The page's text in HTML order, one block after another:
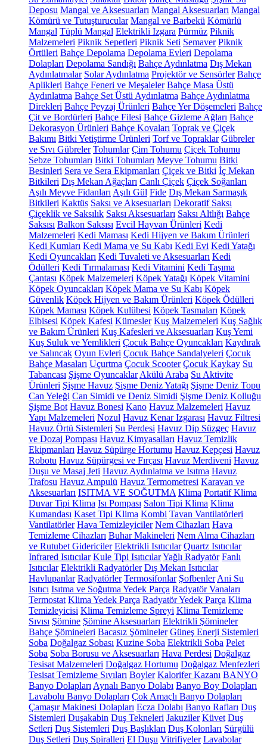
Deposu Mangal ve Aksesuarları Mangal Aksesuarları Mangal
Kömürü ve Tutuşturucular Mangal ve Barbekü Kömürlü
Mangal Tüplü Mangal Elektrikli Izgara Pürmüz Piknik
Malzemeleri Piknik Sepetleri Piknik Seti Semaver Piknik
Örtüleri Bahçe Depolama Depolama Evleri Depolama
Dolapları Depolama Sandığı Bahçe Aydınlatma Dış Mekan
Aydınlatmalar Solar Aydınlatma Projektör ve Sensörler Bahçe
Aplikleri Bahçe Feneri ve Meşaleler Bahçe Masa Üstü
Aydınlatma Bahçe Set Üstü Aydınlatma Bahçe Aydınlatma
Direkleri Bahçe Peyzaj Ürünleri Bahçe Yer Döşemeleri Bahçe
Çit ve Bordürleri Bahçe Filesi Bahçe Gizleme Ağları Bahçe
Dekorasyon Ürünleri Bahçe Kovaları Toprak ve Çiçek
Bakımı Bitki Yetiştirme Ürünleri Torf ve Topraklar Gübreler
ve Sıvı Gübreler Tohumlar Çim Tohumu Çiçek Tohumu
Sebze Tohumları Bitki Tohumları Meyve Tohumu Bitki
Besinleri Sera ve Sera Ekipmanları Çiçek ve Bitki İç Mekan
Bitkileri Dış Mekan Ağaçları Canlı Çiçek Çiçek Soğanları
Aşılı Meyve Fidanları Aşılı Gül Fide Dış Mekan Sarmaşık
Bitkileri Kaktüs Saksı ve Aksesuarları Dekoratif Saksı
Çiçeklik ve Saksılık Saksı Aksesuarları Saksı Altlığı Bahçe
Saksısı Balkon Saksısı Evcil Hayvan Ürünleri Kedi
Malzemeleri Kedi Maması Kedi Hijyen ve Bakım Ürünleri
Kedi Kumları Kedi Mama ve Su Kabı Kedi Evi Kedi Yatağı
Kedi Oyuncakları Kedi Tuvaleti ve Aksesuarları Kedi
Ödülleri Kedi Tırmalaması Kedi Vitamini Kedi Taşıma
Çantası Köpek Malzemeleri Köpek Yatağı Köpek Vitamini
Köpek Oyuncakları Köpek Mama ve Su Kabı Köpek
Güvenlik Köpek Hijyen ve Bakım Ürünleri Köpek Ödülleri
Köpek Maması Köpek Kulübesi Köpek Tasmaları Köpek
Elbisesi Köpek Kafesi Kümesler Kuş Malzemeleri Kuş Sağlık
ve Bakım Ürünleri Kuş Kafesleri ve Aksesuarları Kuş Yemi
Kuş Suluk ve Yemlikleri Çocuk Bahçe Oyuncakları Kaydırak
ve Salıncak Oyun Evleri Çocuk Bahçe Sandalyeleri Çocuk
Bahçe Masaları Uçurtma Çocuk Scooter Çocuk Kaykay Su
Tabancası Şişme Oyuncaklar Akülü Araba Su Aktivite
Ürünleri Şişme Havuz Şişme Deniz Yatağı Şişme Deniz Topu
Can Yeleği Can Simidi ve Deniz Simidi Şişme Deniz Kolluğu
Şişme Bot Havuz Bonesi Kano Havuz Malzemeleri Havuz
Yapı Malzemeleri Nozul Havuz Kenar Izgarası Havuz Filtresi
Havuz Örtü Sistemleri Su Perdesi Havuz Dip Süzgeç Havuz
ve Dozaj Pompası Havuz Kimyasalları Havuz Temizlik
Ekipmanları Havuz Süpürge Hortumu Havuz Kepçesi Havuz
Robotu Havuz Süpürgesi ve Fırçası Havuz Merdiveni Havuz
Duşu ve Masaj Jeti Havuz Aydınlatma ve Isıtma Havuz
Trafosu Havuz Ampulü Havuz Termometresi Karavan ve
Aksesuarları ISITMA VE SOĞUTMA Klima Portatif Klima
Duvar Tipi Klima Isı Pompası Salon Tipi Klima Klima
Kumandası Kaset Tipi Klima Kombi Tavan Vantilatörleri
Vantilatörler Hava Temizleyiciler Nem Cihazları Hava
Temizleme Cihazları Buhar Makineleri Nem Alma Cihazları
ve Rutubet Gidericiler Elektrikli Isıtıcılar Quartz Isıtıcılar
Infrared Isıtıcılar Kule Tipi IsıtıcılarYağlı Radyatör Fanlı
Isıtıcılar Elektrikli Radyatörler Dış Mekan Isıtıcılar
Havlupanlar Radyatörler Termosifonlar Şofbenler Ani Su
Isıtıcı Isıtma ve Soğutma Yedek Parça Radyatör Vanaları
Termostat Klima Yedek Parça Radyatör Yedek Parça Klima
Temizleyicisi Klima Temizleme Spreyi Klima Temizleme
Sıvısı Şömine Şömine Aksesuarları Elektrikli Şömineler
Bahçe Şömineleri Bacasız Şömineler Güneş Enerji Sistemleri
Soba Doğalgaz Sobası Kuzine Soba Elektrikli Soba Pelet
Soba Soba Borusu ve Aksesuarları Hava Perdesi Doğalgaz
Tesisat Malzemeleri Doğalgaz Hortumu Doğalgaz Menfezleri
Tesisat Temizleme Sıvıları Boyler Kalorifer Kazanı BANYO
Banyo Dolapları Aynalı Banyo Dolabı Banyo Boy Dolapları
Lavabolu Banyo Dolapları Çok Amaçlı Banyo Dolapları
Çamaşır Makinesi Dolapları Ecza Dolabı Banyo Rafları Duş
Sistemleri Duşakabin Duş Tekneleri Jakuziler Küvet Duş
Setleri Duş Sistemleri Duş Başlıkları Duş Kolonları Sürgülü
Duş Setleri Duş Spiralleri El Duşu Vitrifiyeler Lavabolar